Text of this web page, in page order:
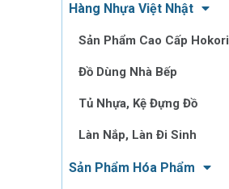
Hàng Nhựa Việt Nhật
Sản Phẩm Cao Cấp Hokori
Đồ Dùng Nhà Bếp
Tủ Nhựa, Kệ Đựng Đồ
Làn Nắp, Làn Đi Sinh
Sản Phẩm Hóa Phẩm